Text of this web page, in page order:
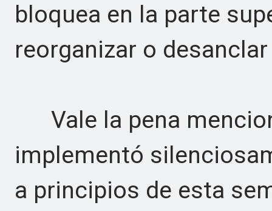
bloquea en la parte
reorganizar o
Vale la pena
implementó
a principios de esta